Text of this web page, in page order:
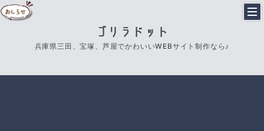
ゴリラドット
兵庫県三田、宝塚、芦屋でかわいいWEBサイト制作なら♪